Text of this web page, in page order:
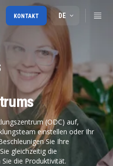
DE
KONTAKT
(ODC) auf,
einstellen oder Ihr
Sie Ihre
gleichzeitig die
die Produktivität.